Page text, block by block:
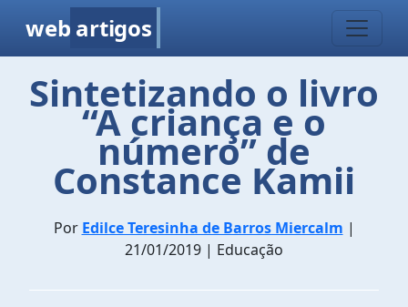
web artigos
Sintetizando o livro
“A criança e o
número” de
Constance Kamii
Por Edilce Teresinha de Barros Miercalm |
21/01/2019 | Educação